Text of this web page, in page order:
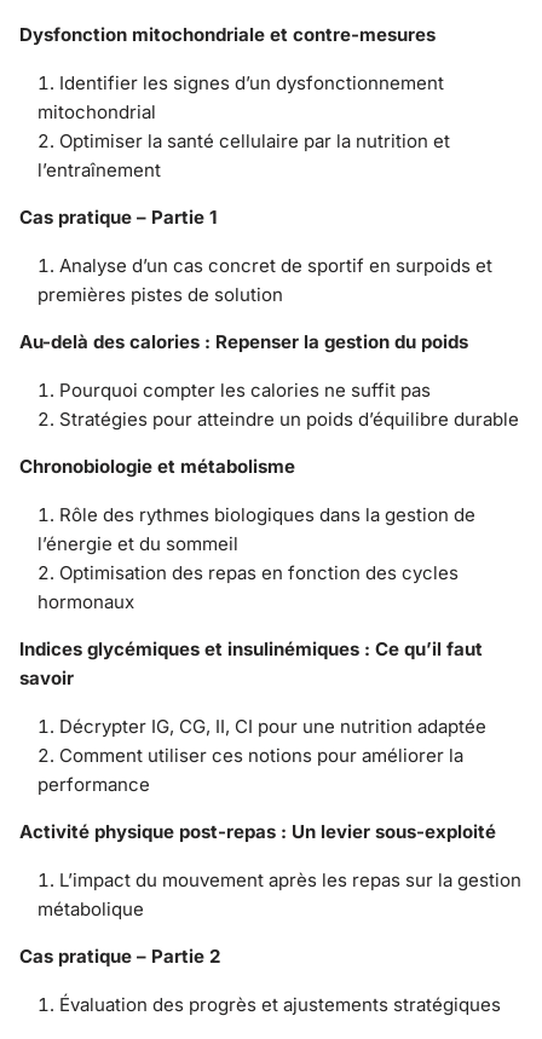
Dysfonction mitochondriale et contre-mesures
Identifier les signes d’un dysfonctionnement
mitochondrial
Optimiser la santé cellulaire par la nutrition et
l’entraînement
Cas pratique – Partie 1
Analyse d’un cas concret de sportif en surpoids et
premières pistes de solution
Au-delà des calories : Repenser la gestion du poids
Pourquoi compter les calories ne suffit pas
Stratégies pour atteindre un poids d’équilibre durable
Chronobiologie et métabolisme
Rôle des rythmes biologiques dans la gestion de
l’énergie et du sommeil
Optimisation des repas en fonction des cycles
hormonaux
Indices glycémiques et insulinémiques : Ce qu’il faut
savoir
Décrypter IG, CG, II, CI pour une nutrition adaptée
Comment utiliser ces notions pour améliorer la
performance
Activité physique post-repas : Un levier sous-exploité
L’impact du mouvement après les repas sur la gestion
métabolique
Cas pratique – Partie 2
Évaluation des progrès et ajustements stratégiques